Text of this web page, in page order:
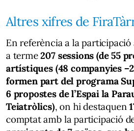
Altres xifres de
En referència a la
a terme207 sessions (de 55
artístiques (48 companyies
formen part del programa
6 propostes de l’Espai la
Teiatròlics), on hi destaquen
comptat amb la participació